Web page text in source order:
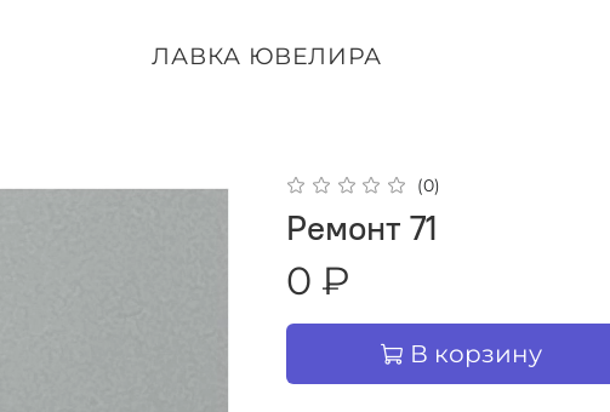
ЛАВКА ЮВЕЛИРА
(0)
Ремонт 71
0 ₽
В корзину